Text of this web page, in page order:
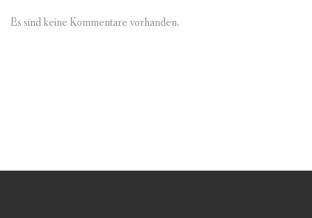
Es sind keine Kommentare vorhanden.